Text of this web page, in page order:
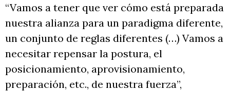
“Vamos a tener que ver cómo está preparada
nuestra alianza para un paradigma diferente,
un conjunto de reglas diferentes (…) Vamos a
necesitar repensar la postura, el
posicionamiento, aprovisionamiento,
preparación, etc., de nuestra fuerza”,